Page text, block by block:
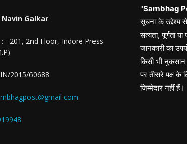
Navin Galkar
- 201, 2nd Floor, Indore Press
2015/60688
"Sambhag
सूचना के उद्देश्य
सत्यता, पूर्णता
जानकारी का
किसी भी नुकसान
पर तीसरे पक्ष के
जिम्मेदार नहीं हैं।